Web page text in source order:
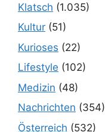
Klatsch (1.035)
Kultur (51)
Kurioses (22)
Lifestyle (102)
Medizin (48)
Nachrichten (354)
Österreich (532)